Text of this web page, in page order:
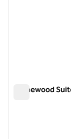
Homewood